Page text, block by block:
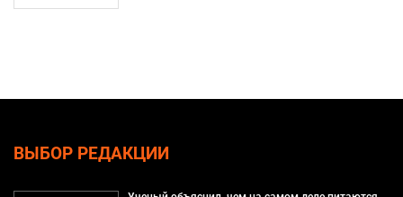
ВЫБОР РЕДАКЦИИ